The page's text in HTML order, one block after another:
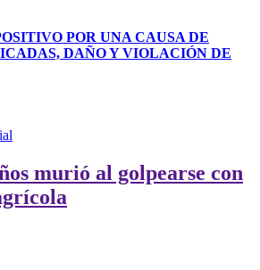
POR UNA CAUSA DE
DAÑO Y VIOLACIÓN DE
murió al golpearse con